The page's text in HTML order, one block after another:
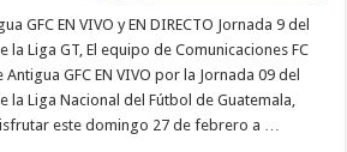
GFC EN VIVO y EN DIRECTO Jornada 9 del
la Liga GT, El equipo de Comunicaciones FC
GFC EN VIVO por la Jornada 09 del
la Liga Nacional del Fútbol de Guatemala,
este domingo 27 de febrero a …